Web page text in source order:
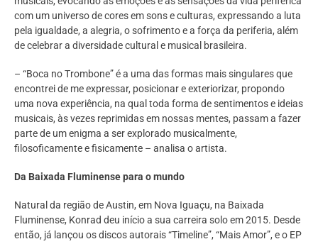
com um universo de cores em sons e culturas, expressando a luta
pela igualdade, a alegria, o sofrimento e a força da periferia, além
de celebrar a diversidade cultural e musical brasileira.
– “Boca no Trombone” é a uma das formas mais singulares que
encontrei de me expressar, posicionar e exteriorizar, propondo
uma nova experiência, na qual toda forma de sentimentos e ideias
musicais, às vezes reprimidas em nossas mentes, passam a fazer
parte de um enigma a ser explorado musicalmente,
filosoficamente e fisicamente – analisa o artista.
Da Baixada Fluminense para o mundo
Natural da região de Austin, em Nova Iguaçu, na Baixada
Fluminense, Konrad deu início a sua carreira solo em 2015. Desde
então, já lançou os discos autorais “Timeline”, “Mais Amor”, e o EP